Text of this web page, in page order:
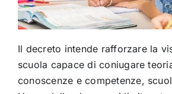
Il decreto intende rafforzare la
scuola capace di coniugare
conoscenze e competenze,